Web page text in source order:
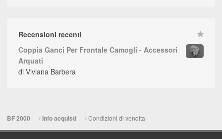
Recensioni recenti
Coppia Ganci Per Frontale Camogli - Accessori
Arquati
di Viviana Barbera
BF 2000 Info acquisti Condizioni di vendita